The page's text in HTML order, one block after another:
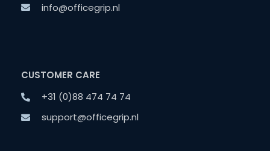
info@officegrip.nl
CUSTOMER CARE
+31 (0)88 474 74 74
support@officegrip.nl